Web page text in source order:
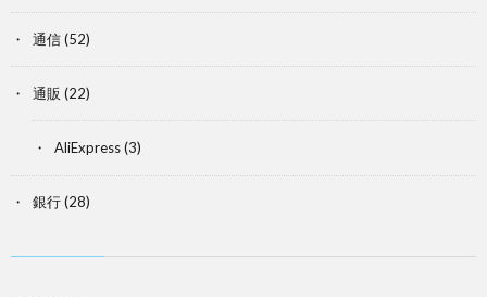
通信(52)
通販 (22)
AliExpress(3)
銀行(28)